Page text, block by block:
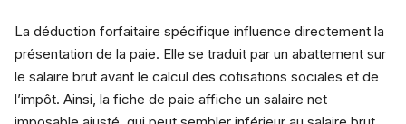
La déduction forfaitaire spécifique influence directement la
présentation de la paie. Elle se traduit par un abattement sur
le salaire brut avant le calcul des cotisations sociales et de
l’impôt. Ainsi, la fiche de paie affiche un salaire net